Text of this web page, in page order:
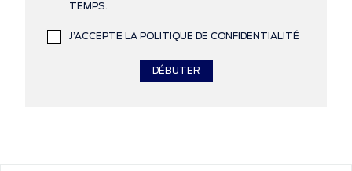
TEMPS.
J’ACCEPTE LA POLITIQUE DE CONFIDENTIALITÉ